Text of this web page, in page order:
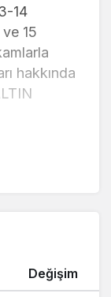
14
15
hakkında
düştü.
saatte
sayfanın
Değişim